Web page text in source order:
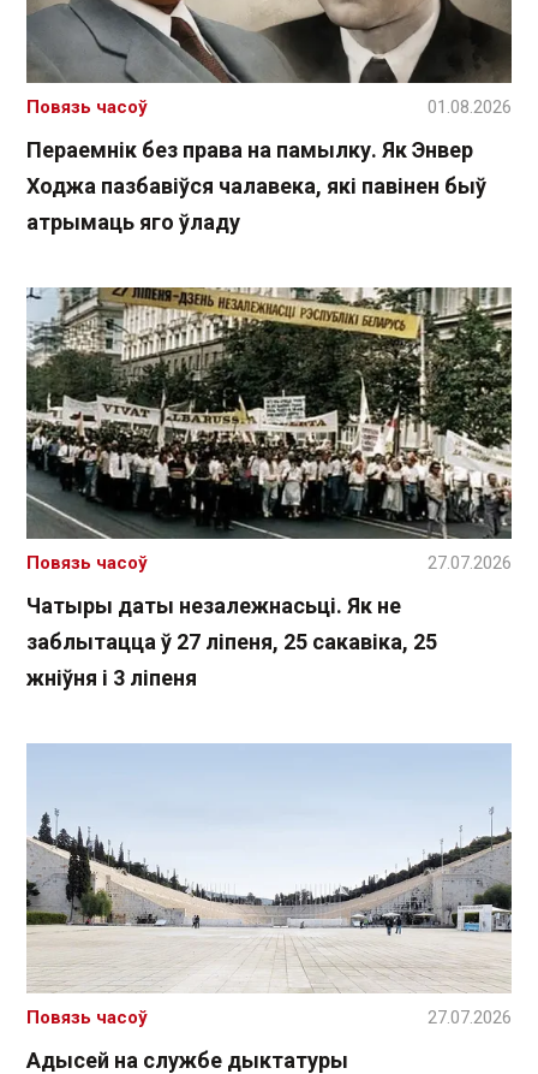
Пераемнік без права на памылку. Як Энвер
Ходжа пазбавіўся чалавека, які павінен быў
атрымаць яго ўладу
Повязь часоў 01.08.2026
Чатыры даты незалежнасьці. Як не
заблытацца ў 27 ліпеня, 25 сакавіка, 25
жніўня і 3 ліпеня
Повязь часоў 27.07.2026
Адысей на службе дыктатуры
Повязь часоў 27.07.2026